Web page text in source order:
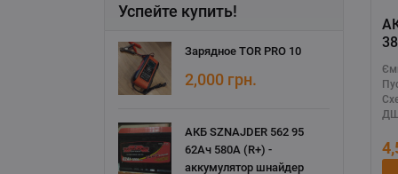
Успейте купить!
Зарядное TOR PRO 10
2,000 грн.
АКБ SZNAJDER 562 95
62Ач 580А (R+) -
аккумулятор шнайдер